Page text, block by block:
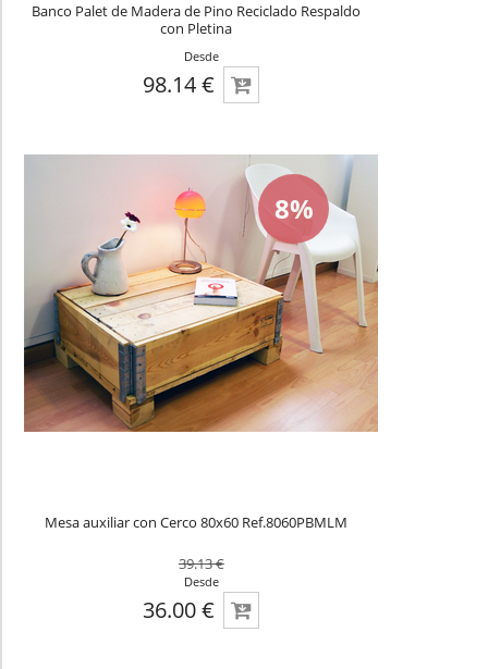
Banco Palet de Madera de Pino Reciclado Respaldo
con Pletina
Desde
98.14 €
8%
Mesa auxiliar con Cerco 80x60 Ref.8060PBMLM
39.13 €
Desde
36.00 €